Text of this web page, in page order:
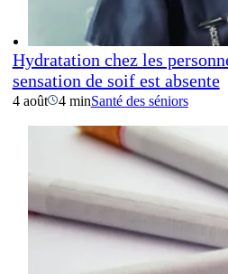
Hydratation chez les
sensation de soif est absente
4 août 4 minSanté des séniors